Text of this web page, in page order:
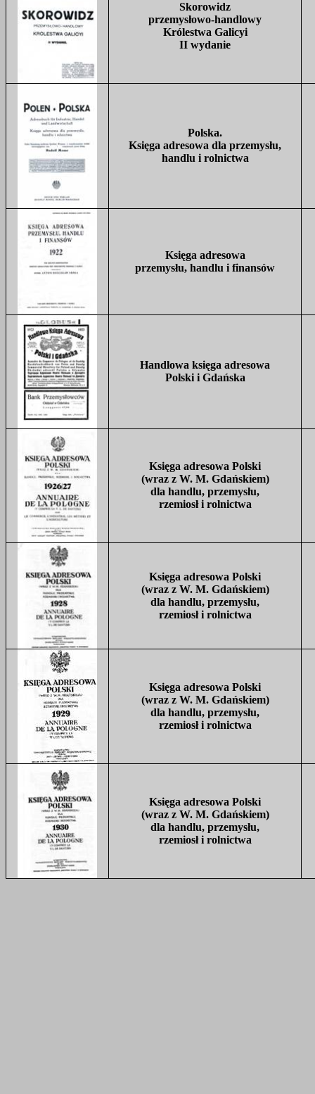
Skorowidz
przemysłowo-handlowy
Królestwa Galicyi
II wydanie
Polska.
Księga adresowa dla przemysłu,
handlu i rolnictwa
Księga adresowa
przemysłu, handlu i finansów
Handlowa księga adresowa
Polski i Gdańska
Księga adresowa Polski
(wraz z W. M. Gdańskiem)
dla handlu, przemysłu,
rzemiosł i rolnictwa
Księga adresowa Polski
(wraz z W. M. Gdańskiem)
dla handlu, przemysłu,
rzemiosł i rolnictwa
Księga adresowa Polski
(wraz z W. M. Gdańskiem)
dla handlu, przemysłu,
rzemiosł i rolnictwa
Księga adresowa Polski
(wraz z W. M. Gdańskiem)
dla handlu, przemysłu,
rzemiosł i rolnictwa